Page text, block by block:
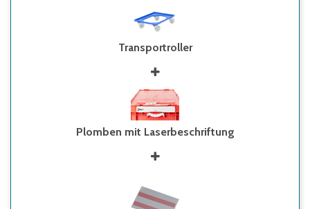
Transportroller
Plomben mit Laserbeschriftung